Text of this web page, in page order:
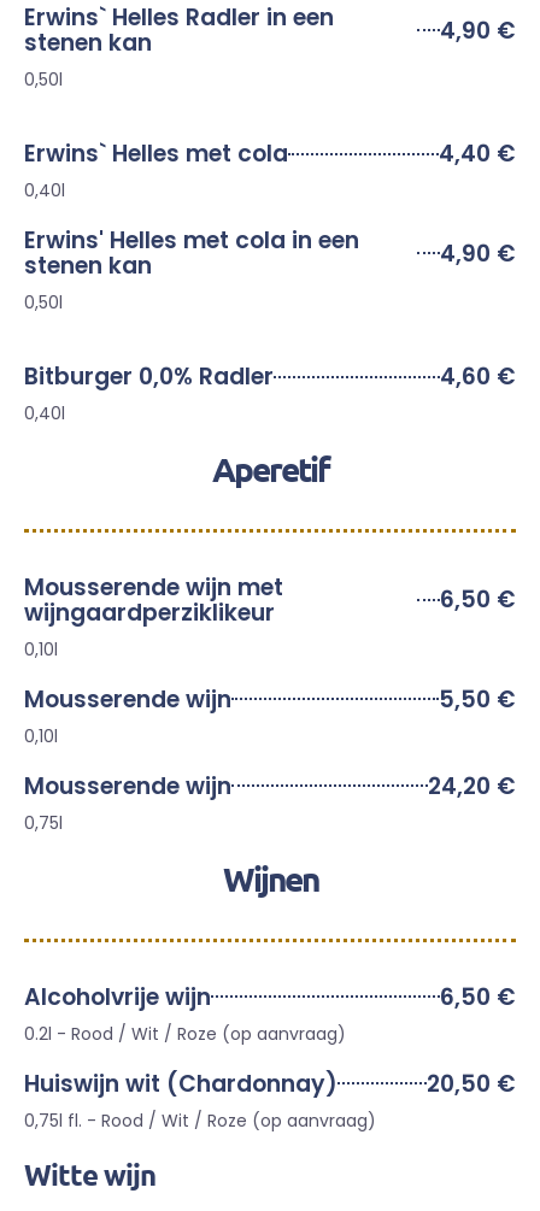
Erwins` Helles Radler in een
stenen kan 4,90 €
0,50l
Erwins` Helles met cola 4,40 €
0,40l
Erwins' Helles met cola in een
stenen kan 4,90 €
0,50l
Bitburger 0,0% Radler 4,60 €
0,40l
Aperetif
Mousserende wijn met
wijngaardperziklikeur 6,50 €
0,10l
Mousserende wijn 5,50 €
0,10l
Mousserende wijn 24,20 €
0,75l
Wijnen
Alcoholvrije wijn 6,50 €
0.2l - Rood / Wit / Roze (op aanvraag)
Huiswijn wit (Chardonnay) 20,50 €
0,75l fl. - Rood / Wit / Roze (op aanvraag)
Witte wijn